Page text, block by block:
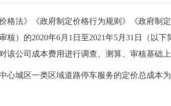
格法》《政府制定价格行为规则》《政府
）的2020年6月1日至2021年5月31日（以
公司成本费用进行调查、测算、审核基础
城区一类区域道路停车服务的定价总成本为